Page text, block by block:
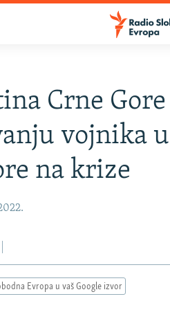
Crne
vojnika u
na krize
Evropa u vaš Google izvor